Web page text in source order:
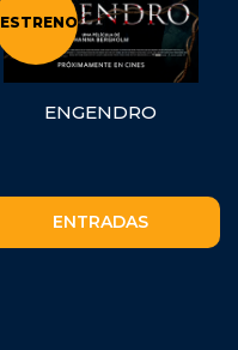
ESTRENO
ENGENDRO
ENTRADAS